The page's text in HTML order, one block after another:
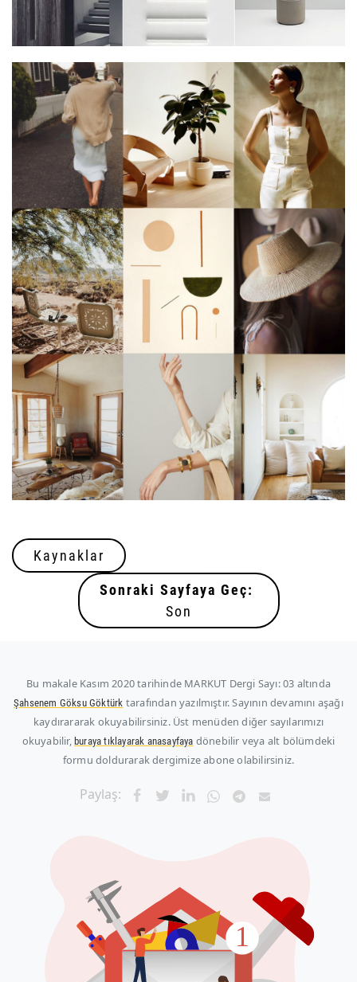
Kaynaklar
Sonraki Sayfaya Geç:
Son
Bu makale Kasım 2020tarihinde MARKUT Dergi Sayı: 03 altında
Şahsenem Göksu Göktürk tarafından yazılmıştır. Sayının devamını aşağı
kaydırararak okuyabilirsiniz. Üst menüden diğer sayılarımızı
okuyabilir, buraya tıklayarak anasayfaya dönebilir veya alt bölümdeki
formu doldurarak dergimize abone olabilirsiniz.
Paylaş: